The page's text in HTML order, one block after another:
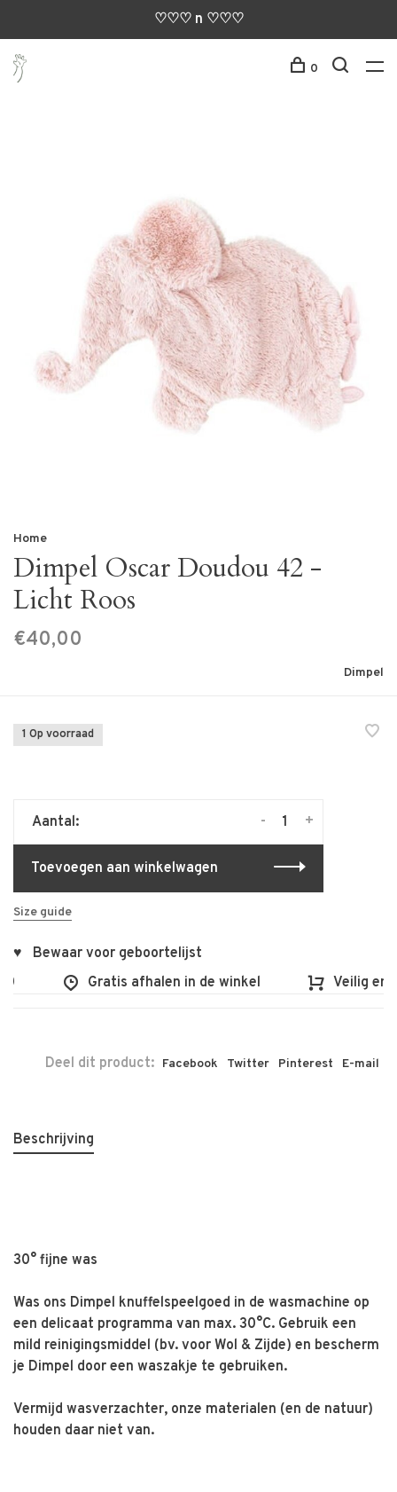
♡♡♡ n ♡♡♡
0
Home
Dimpel Oscar Doudou 42 -
Licht Roos
€40,00
Dimpel
1 Op voorraad
Aantal: +
-
Toevoegen aan winkelwagen
Size guide
♥ Bewaar voor geboortelijst
Gratis afhalen in de winkel Veilig en
Deel dit product: Facebook Twitter Pinterest E-mail
Beschrijving
30° fijne was
Was ons Dimpel knuffelspeelgoed in de wasmachine op
een delicaat programma van max. 30°C. Gebruik een
mild reinigingsmiddel (bv. voor Wol & Zijde) en bescherm
je Dimpel door een waszakje te gebruiken.
Vermijd wasverzachter, onze materialen (en de natuur)
houden daar niet van.